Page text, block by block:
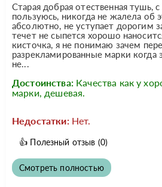
Старая добрая отественная тушь,
пользуюсь, никогда не жалела об
абсолютно, не уступает дорогим
течет не сыпется хорошо
кисточка, я не понимаю зачем
разрекламированные марки когда
не...
Достоинства: Качества как у
марки, дешевая.
Недостатки: Нет.
👍 Полезный отзыв (0)
Смотреть полностью